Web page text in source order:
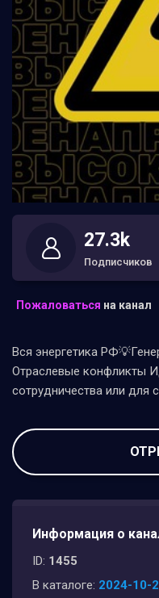
27.3k
Подписчиков
Пожаловаться на канал
Вся энергетика
Отраслевые конфликты
сотрудничества или для
Информация о
ID: 1455
В каталоге: 2024-10-